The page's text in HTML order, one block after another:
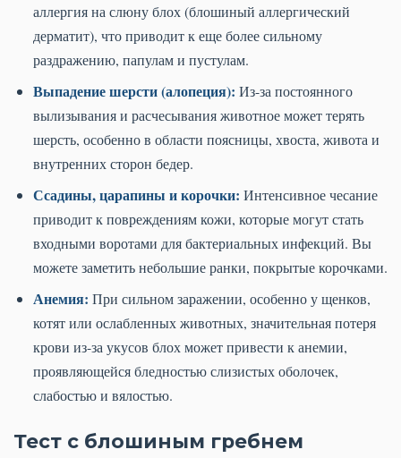
аллергия на слюну блох (блошиный аллергический
дерматит), что приводит к еще более сильному
раздражению, папулам и пустулам.
Выпадение шерсти (алопеция): Из-за постоянного
вылизывания и расчесывания животное может терять
шерсть, особенно в области поясницы, хвоста, живота и
внутренних сторон бедер.
Ссадины, царапины и корочки: Интенсивное чесание
приводит к повреждениям кожи, которые могут стать
входными воротами для бактериальных инфекций. Вы
можете заметить небольшие ранки, покрытые корочками.
Анемия: При сильном заражении, особенно у щенков,
котят или ослабленных животных, значительная потеря
крови из-за укусов блох может привести к анемии,
проявляющейся бледностью слизистых оболочек,
слабостью и вялостью.
Тест с блошиным гребнем